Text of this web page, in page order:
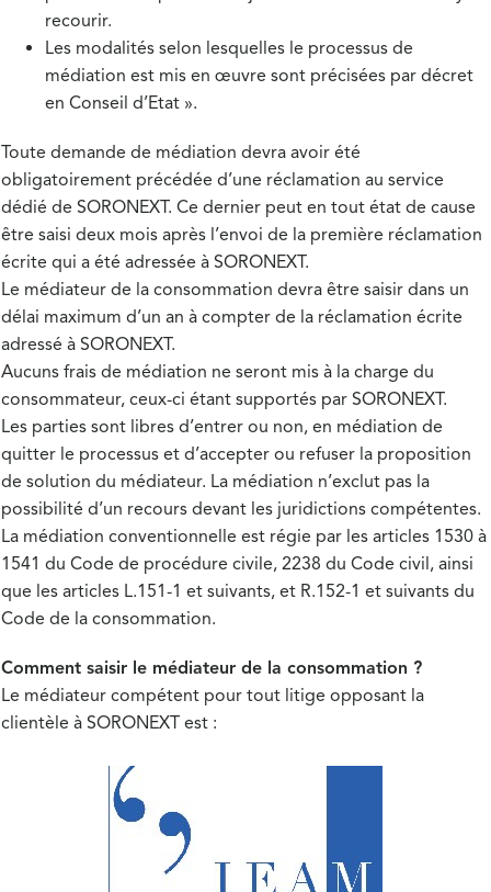
recourir.
Les modalités selon lesquelles le processus de
médiation est mis en œuvre sont précisées par décret
en Conseil d’Etat ».
Toute demande de médiation devra avoir été
obligatoirement précédée d’une réclamation au service
dédié de SORONEXT. Ce dernier peut en tout état de cause
être saisi deux mois après l’envoi de la première réclamation
écrite qui a été adressée à SORONEXT.
Le médiateur de la consommation devra être saisir dans un
délai maximum d’un an à compter de la réclamation écrite
adressé à SORONEXT.
Aucuns frais de médiation ne seront mis à la charge du
consommateur, ceux-ci étant supportés par SORONEXT.
Les parties sont libres d’entrer ou non, en médiation de
quitter le processus et d’accepter ou refuser la proposition
de solution du médiateur. La médiation n’exclut pas la
possibilité d’un recours devant les juridictions compétentes.
La médiation conventionnelle est régie par les articles 1530 à
1541 du Code de procédure civile, 2238 du Code civil, ainsi
que les articles L.151-1 et suivants, et R.152-1 et suivants du
Code de la consommation.
Comment saisir le médiateur de la consommation ?
Le médiateur compétent pour tout litige opposant la
clientèle à SORONEXT est :